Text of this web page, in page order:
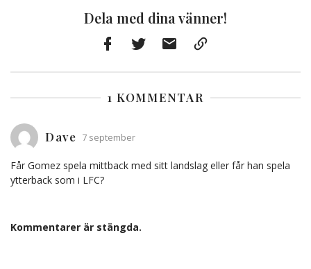
Dela med dina vänner!
Urklipp
1 KOMMENTAR
Dave 7 september
Får Gomez spela mittback med sitt landslag eller får han spela
ytterback som i LFC?
Kommentarer är stängda.